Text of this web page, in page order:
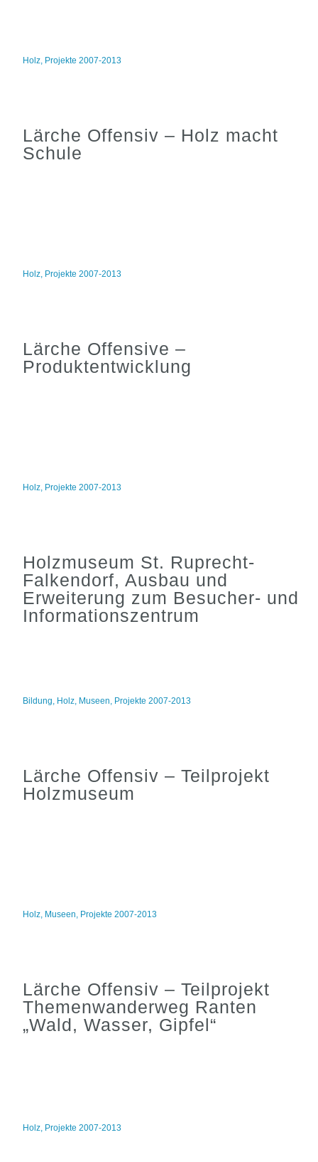
Holz, Projekte 2007-2013
Lärche Offensiv – Holz macht
Schule
Holz, Projekte 2007-2013
Lärche Offensive –
Produktentwicklung
Holz, Projekte 2007-2013
Holzmuseum St. Ruprecht-
Falkendorf, Ausbau und
Erweiterung zum Besucher- und
Informationszentrum
Bildung, Holz, Museen, Projekte 2007-2013
Lärche Offensiv – Teilprojekt
Holzmuseum
Holz, Museen, Projekte 2007-2013
Lärche Offensiv – Teilprojekt
Themenwanderweg Ranten
„Wald, Wasser, Gipfel“
Holz, Projekte 2007-2013